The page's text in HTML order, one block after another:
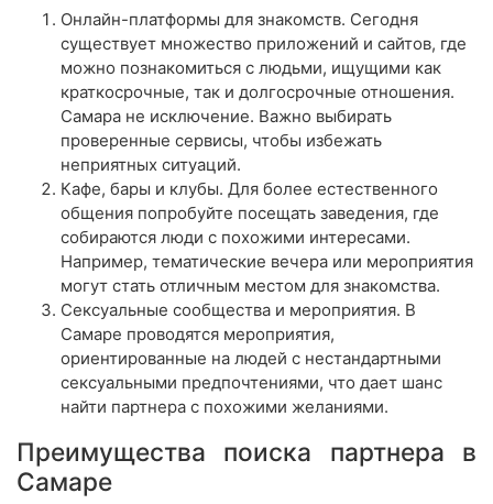
Онлайн-платформы для знакомств. Сегодня
существует множество приложений и сайтов, где
можно познакомиться с людьми, ищущими как
краткосрочные, так и долгосрочные отношения.
Самара не исключение. Важно выбирать
проверенные сервисы, чтобы избежать
неприятных ситуаций.
Кафе, бары и клубы. Для более естественного
общения попробуйте посещать заведения, где
собираются люди с похожими интересами.
Например, тематические вечера или мероприятия
могут стать отличным местом для знакомства.
Сексуальные сообщества и мероприятия. В
Самаре проводятся мероприятия,
ориентированные на людей с нестандартными
сексуальными предпочтениями, что дает шанс
найти партнера с похожими желаниями.
Преимущества поиска партнера в
Самаре